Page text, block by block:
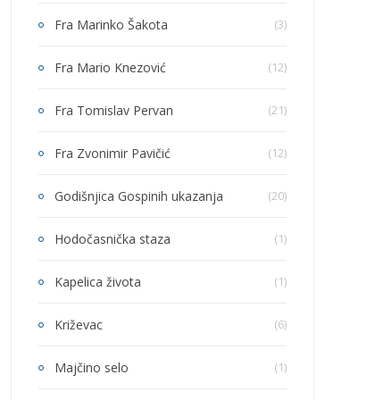
Fra Marinko Šakota (3)
Fra Mario Knezović (12)
Fra Tomislav Pervan (21)
Fra Zvonimir Pavičić (12)
Godišnjica Gospinih ukazanja (20)
Hodočasnička staza (1)
Kapelica života (1)
Križevac (6)
Majčino selo (1)